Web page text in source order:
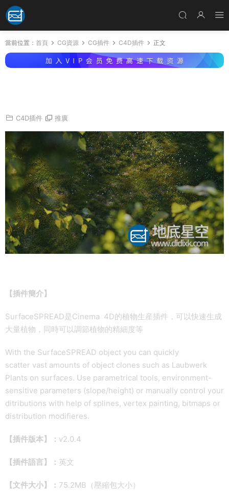
當前位置： 首頁 CG資源 CG插件 C4D插件 正文
C4D插件 推廣
【插件簡介】
SurfaceSPREAD是Cinema 4D的植物生産插件，可以快速生成
大量植物，同時可以調節植物的精細度等
With the SurfaceSPREAD object you can quickly
scatter vast amounts of object clones such as Laubwerk
Plants on surfaces. Use parametrical tools, environment-
sensitive parameters (slope/height) or manually control your
ditributions with help of splines, vertex painting, bitmaps or
distribution modifieres.
【插件版本】： v2.0.4
【插件語言】： 英文
【文件大小】： 75.2MB（壓縮包大小）